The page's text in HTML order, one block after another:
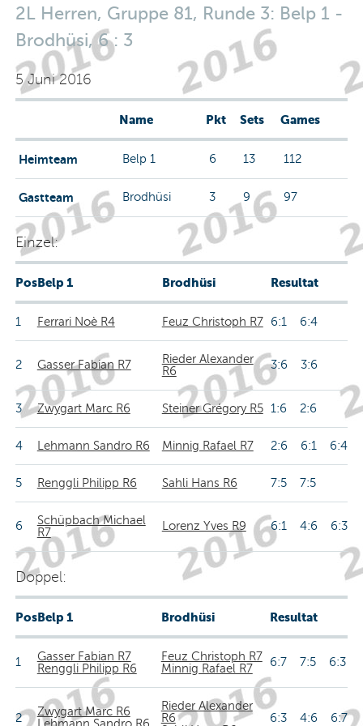
2L Herren, Gruppe 81, Runde 3: Belp 1 -
Brodhüsi, 6 : 3
5 Juni 2016
Name Pkt Sets Games
Heimteam Belp 1 6 13 112
Gastteam Brodhüsi 3 9 97
Einzel:
PosBelp 1 Brodhüsi Resultat
1 Ferrari Noè R4 Feuz Christoph R7 6:1 6:4
2 Gasser Fabian R7
Rieder Alexander
R6
3:6 3:6
3 Zwygart Marc R6 Steiner Grégory R5 1:6 2:6
4 Lehmann Sandro R6 Minnig Rafael R7 2:6 6:1 6:4
5 Renggli Philipp R6 Sahli Hans R6 7:5 7:5
6
Schüpbach Michael
R7
Lorenz Yves R9 6:1 4:6 6:3
Doppel:
PosBelp 1 Brodhüsi Resultat
1
Gasser Fabian R7
Renggli Philipp R6
Feuz Christoph R7
Minnig Rafael R7
6:7 7:5 6:3
2
Zwygart Marc R6
Rieder Alexander
R6
6:3 4:6 6:7